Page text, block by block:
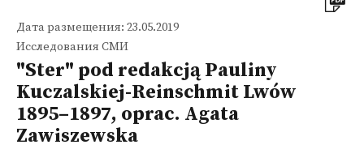
Дата размещения: 23.05.2019
Исследования СМИ
"Ster" pod redakcją Pauliny
Kuczalskiej-Reinschmit Lwów
1895–1897, oprac. Agata
Zawiszewska